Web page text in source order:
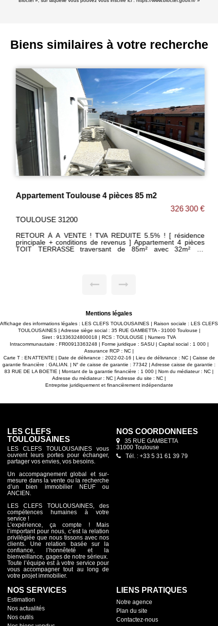
Biens similaires à votre recherche
Appartement Toulouse 4 pièces 85 m2
326 300 €
TOULOUSE 31200
RETOUR À A VENTE ! TVA REDUITE 5.5% ! [ résidence
principale + conditions de revenus ] Appartement 4 pièces
TOIT TERRASSE traversant de 85m² avec 32m² de
tout donnant accès à cette belle terrasse exposée SUD. -3
séparé. -Espace cellier. -2 places de parking avec accès
sécurisé. -Belles prestations : carrelage 45X45, parquet dans
les chambres, volets roulants électriques dans toutes les
pièces, placards aménagés... Maxime FONTENELLE LES
CLEFS TOULOUSAINES
Mentions légales
Affichage des informations légales : LES CLEFS TOULOUSAINES | Raison sociale : LES CLEFS
TOULOUSAINES | Adresse siège social : 35 RUE GAMBETTA - 31000 Toulouse |
Siret : 91336324800018 | RCS : TOULOUSE | Numero TVA
Intracommunautaire : FR00913363248 | Forme juridique : SASU | Capital social : 1 000 |
Assurance RCP : NC |
Carte T : EN ATTENTE | Date de délivrance : 2022-02-16 | Lieu de délivrance : NC | Caisse de
garantie financière : GALIAN. | N° de caisse de garantie : 77342 | Adresse caisse de garantie :
83 RUE DE LA BOETIE | Montant de la garantie financière : 1 000 | Nom du médiateur : NC |
Adresse du médiateur : NC | Adresse du site : NC |
Entreprise juridiquement et financièrement indépendante
LES CLEFS
TOULOUSAINES
LES CLEFS TOULOUSAINES vous
ouvrent leurs portes pour échanger,
partager vos envies, vos besoins.
Un accompagnement global et sur-
mesure dans la vente ou la recherche
d’un bien immobilier NEUF ou
ANCIEN.
LES CLEFS TOULOUSAINES, des
compétences humaines à votre
service !
L’expérience, ça compte ! Mais
l’important pour nous, c’est la relation
privilégiée que nous tissons avec nos
clients. Une relation basée sur la
confiance, l’honnêteté et la
bienveillance, gages de notre sérieux.
Toute l’équipe est à votre service pour
vous accompagner tout au long de
votre projet immobilier.
NOS COORDONNÉES
35 RUE GAMBETTA
31000 Toulouse
Tél. : +33 5 31 61 39 79
NOS SERVICES
Estimation
Nos actualités
Nos outils
LIENS PRATIQUES
Notre agence
Plan du site
Contactez-nous